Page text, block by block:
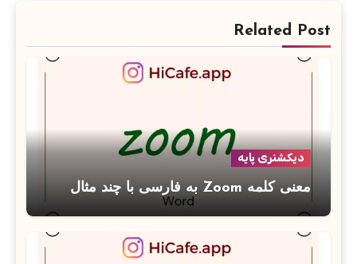
Related Post
دیکشنری پایه
معنی کلمه Zoom به فارسی با چند مثال